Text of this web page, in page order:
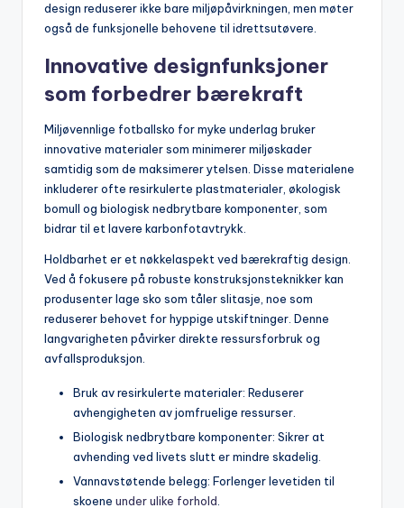
design reduserer ikke bare miljøpåvirkningen, men møter
også de funksjonelle behovene til idrettsutøvere.
Innovative designfunksjoner
som forbedrer bærekraft
Miljøvennlige fotballsko for myke underlag bruker
innovative materialer som minimerer miljøskader
samtidig som de maksimerer ytelsen. Disse materialene
inkluderer ofte resirkulerte plastmaterialer, økologisk
bomull og biologisk nedbrytbare komponenter, som
bidrar til et lavere karbonfotavtrykk.
Holdbarhet er et nøkkelaspekt ved bærekraftig design.
Ved å fokusere på robuste konstruksjonsteknikker kan
produsenter lage sko som tåler slitasje, noe som
reduserer behovet for hyppige utskiftninger. Denne
langvarigheten påvirker direkte ressursforbruk og
avfallsproduksjon.
Bruk av resirkulerte materialer: Reduserer
avhengigheten av jomfruelige ressurser.
Biologisk nedbrytbare komponenter: Sikrer at
avhending ved livets slutt er mindre skadelig.
Vannavstøtende belegg: Forlenger levetiden til
skoene under ulike forhold.